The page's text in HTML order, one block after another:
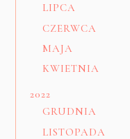
LIPCA
CZERWCA
MAJA
KWIETNIA
2022
GRUDNIA
LISTOPADA